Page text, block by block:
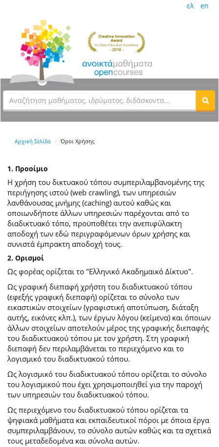
ελ en
Αρχική Σελίδα Όροι Χρήσης
1. Προοίμιο
Η χρήση του δικτυακού τόπου συμπεριλαμβανομένης της
περιήγησης ιστού (web crawling), των υπηρεσιών
λανθάνουσας μνήμης (caching) αυτού καθώς και
οποιωνδήποτε άλλων υπηρεσιών παρέχονται από το
διαδικτυακό τόπο, προϋποθέτει την ανεπιφύλακτη
αποδοχή των εδώ περιγραφόμενων όρων χρήσης και
συνιστά έμπρακτη αποδοχή τους.
2. Ορισμοί
Ως φορέας ορίζεται το "Ελληνικό Ακαδημαικό Δίκτυο".
Ως γραφική διεπαφή χρήστη του διαδικτυακού τόπου
(εφεξής γραφική διεπαφή) ορίζεται το σύνολο των
εικαστικών στοιχείων (γραφιστική αποτύπωση, διάταξη
αυτής, εικόνες κλπ.), των έργων λόγου (κείμενα) και όποιων
άλλων στοιχείων αποτελούν μέρος της γραφικής διεπαφής
του διαδικτυακού τόπου με τον χρήστη. Στη γραφική
διεπαφή δεν περιλαμβάνεται το περιεχόμενο και το
λογισμικό του διαδικτυακού τόπου.
Ως λογισμικό του διαδικτυακού τόπου ορίζεται το σύνολο
του λογισμικού που έχει χρησιμοποιηθεί για την παροχή
των υπηρεσιών του διαδικτυακού τόπου.
Ως περιεχόμενο του διαδικτυακού τόπου ορίζεται τα
ψηφιακά μαθήματα και εκπαιδευτικοί πόροι με όποια έργα
συμπεριλαμβάνουν, το σύνολο αυτών καθώς και τα σχετικά
τους μεταδεδομένα και σύνολα αυτών.